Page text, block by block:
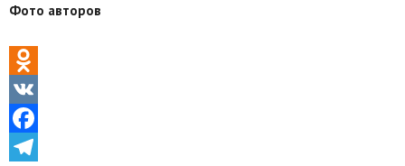
Фото авторов
Odnoklassniki
VK
Facebook